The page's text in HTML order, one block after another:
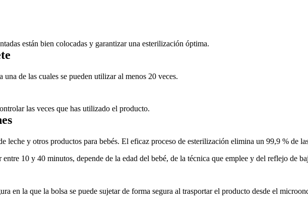
están bien colocadas y garantizar una esterilización óptima.
de las cuales se pueden utilizar al menos 20 veces.
las veces que has utilizado el producto.
leche y otros productos para bebés. El eficaz proceso de esterilización elimina un 99,9 % de
10 y 40 minutos, depende de la edad del bebé, de la técnica que emplee y del reflejo de
en la que la bolsa se puede sujetar de forma segura al trasportar el producto desde el